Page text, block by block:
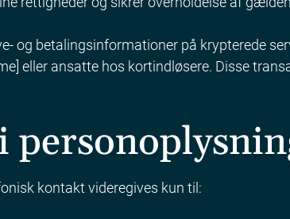
og betalingsinformationer på krypterede
eller ansatte hos kortindløsere. Disse
kontakt videregives kun til: